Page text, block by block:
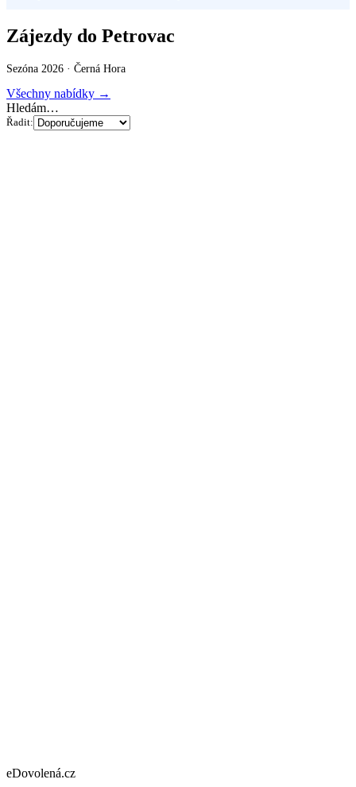
Zájezdy do Petrovac
Sezóna 2026 · Černá Hora
Všechny nabídky →
Hledám…
Řadit:
eDovolená.cz